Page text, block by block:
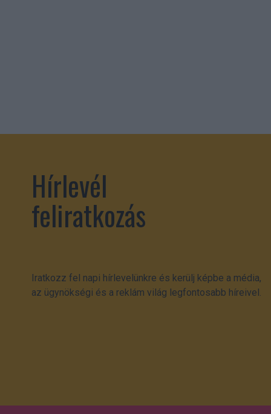
Hírlevél
feliratkozás
Iratkozz fel napi hírlevelünkre és kerülj képbe a média,
az ügynökségi és a reklám világ legfontosabb híreivel.